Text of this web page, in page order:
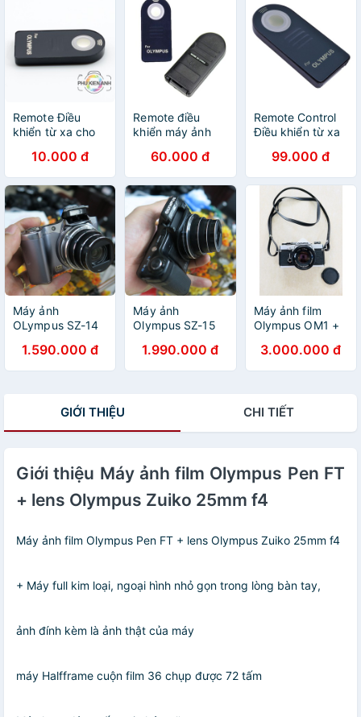
Remote Điều
khiển từ xa cho
10.000 đ
Remote điều
khiển máy ảnh
60.000 đ
Remote Control
Điều khiển từ xa
olympus
99.000 đ
Máy ảnh
OLympus SZ-14
quay chụp tốt
1.590.000 đ
Máy ảnh
Olympus SZ-15
biết 16 Mpx quay
chụp tốt
1.990.000 đ
Máy ảnh film
Olympus OM1 +
Zuiko 50mm f1.8
ngàm OM
3.000.000 đ
GIỚI THIỆU CHI TIẾT
Giới thiệu Máy ảnh film Olympus Pen FT
+ lens Olympus Zuiko 25mm f4
Máy ảnh film Olympus Pen FT + lens Olympus Zuiko 25mm f4
+ Máy full kim loại, ngoại hình nhỏ gọn trong lòng bàn tay,
ảnh đính kèm là ảnh thật của máy
máy Halfframe cuộn film 36 chụp được 72 tấm